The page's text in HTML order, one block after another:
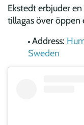
Ekstedt erbjuder
tillagas över öppen
Address:
Sweden